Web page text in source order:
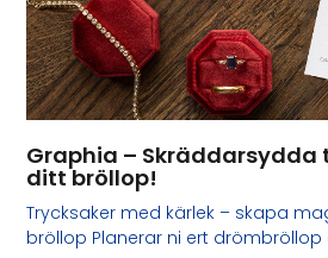
Graphia – Skräddarsydda
ditt bröllop!
Trycksaker med kärlek – skapa
bröllop Planerar ni ert drömbröllop